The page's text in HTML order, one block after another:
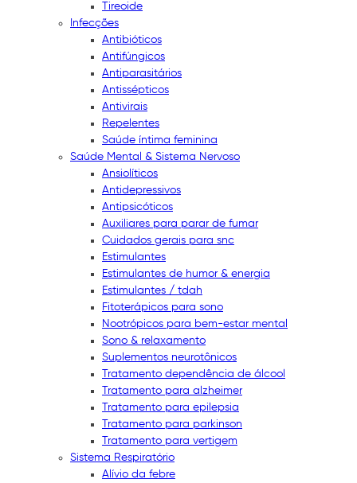
Tireoide
Infecções
Antibióticos
Antifúngicos
Antiparasitários
Antissépticos
Antivirais
Repelentes
Saúde íntima feminina
Saúde Mental & Sistema Nervoso
Ansiolíticos
Antidepressivos
Antipsicóticos
Auxiliares para parar de fumar
Cuidados gerais para snc
Estimulantes
Estimulantes de humor & energia
Estimulantes / tdah
Fitoterápicos para sono
Nootrópicos para bem-estar mental
Sono & relaxamento
Suplementos neurotônicos
Tratamento dependência de álcool
Tratamento para alzheimer
Tratamento para epilepsia
Tratamento para parkinson
Tratamento para vertigem
Sistema Respiratório
Alívio da febre